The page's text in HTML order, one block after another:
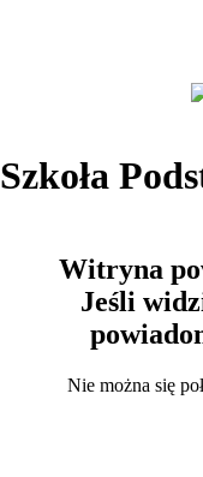
Szkoła
Witryna
Jeśli
Nie można się